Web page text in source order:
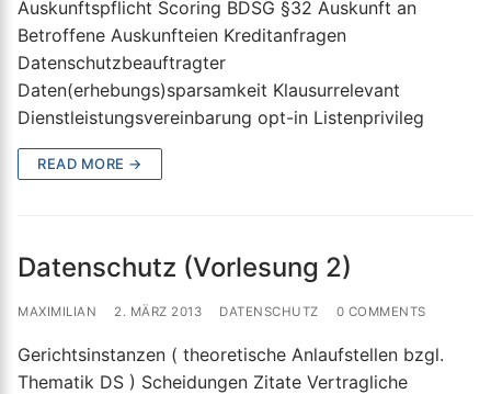
Auskunftspflicht Scoring BDSG §32 Auskunft an
Betroffene Auskunfteien Kreditanfragen
Datenschutzbeauftragter
Daten(erhebungs)sparsamkeit Klausurrelevant
Dienstleistungsvereinbarung opt-in Listenprivileg
READ MORE →
Datenschutz (Vorlesung 2)
MAXIMILIAN 2. MÄRZ 2013 DATENSCHUTZ 0 COMMENTS
Gerichtsinstanzen ( theoretische Anlaufstellen bzgl.
Thematik DS ) Scheidungen Zitate Vertragliche